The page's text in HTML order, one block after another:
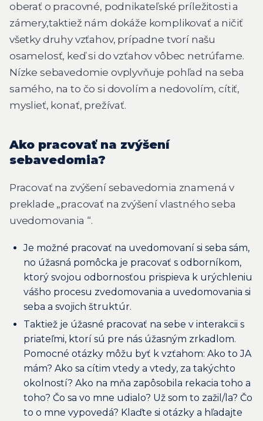
oberať o pracovné, podnikateľské príležitosti a
zámery,taktiež nám dokáže komplikovať a ničiť
všetky druhy vzťahov, prípadne tvorí našu
osamelosť, keď si do vzťahov vôbec netrúfame.
Nízke sebavedomie ovplyvňuje pohľad na seba
samého, na to čo si dovolím a nedovolím, cítiť,
myslieť, konať, prežívať.
Ako pracovať na zvýšení
sebavedomia?
Pracovať na zvýšení sebavedomia znamená v
preklade „pracovať na zvýšení vlastného seba
uvedomovania “.
Je možné pracovať na uvedomovaní si seba sám,
no úžasná pomôcka je pracovať s odborníkom,
ktorý svojou odbornosťou prispieva k urýchleniu
vášho procesu zvedomovania a uvedomovania si
seba a svojich štruktúr.
Taktiež je úžasné pracovať na sebe v interakcii s
priateľmi, ktorí sú pre nás úžasným zrkadlom.
Pomocné otázky môžu byť k vzťahom: Ako to JA
mám? Ako sa cítim vtedy a vtedy, za takýchto
okolností? Ako na mňa zapôsobila rekacia toho a
toho? Čo sa vo mne udialo? Už som to zažil/la? Čo
to o mne vypovedá? Klaďte si otázky a hľadajte